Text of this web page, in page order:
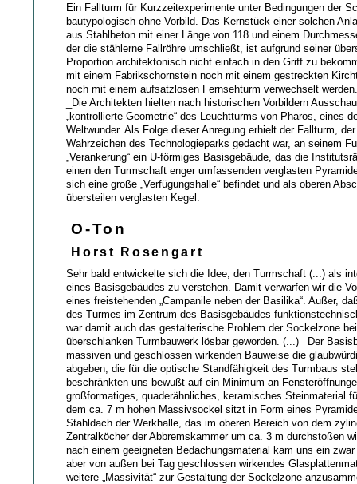
Ein Fallturm für Kurzzeitexperimente unter Bedingungen der
bautypologisch ohne Vorbild. Das Kernstück einer solchen
aus Stahlbeton mit einer Länge von 118 und einem
der die stählerne Fallröhre umschließt, ist aufgrund seiner
Proportion architektonisch nicht einfach in den Griff zu
mit einem Fabrikschornstein noch mit einem gestreckten
noch mit einem aufsatzlosen Fernsehturm verwechselt
_Die Architekten hielten nach historischen Vorbildern
„kontrollierte Geometrie“ des Leuchtturms von Pharos, eines
Weltwunder. Als Folge dieser Anregung erhielt der Fallturm,
Wahrzeichen des Technologieparks gedacht war, an seinem
„Verankerung“ ein U-förmiges Basisgebäude, das die
einen den Turmschaft enger umfassenden verglasten
sich eine große „Verfügungshalle“ befindet und als oberen
übersteilen verglasten Kegel.
O-Ton
Horst Rosengart
Sehr bald entwickelte sich die Idee, den Turmschaft (...) als
eines Basisgebäudes zu verstehen. Damit verwarfen wir die
eines freistehenden „Campanile neben der Basilika“. Außer,
des Turmes im Zentrum des Basisgebäudes
war damit auch das gestalterische Problem der Sockelzone
überschlanken Turmbauwerk lösbar geworden. (...) _Der
massiven und geschlossen wirkenden Bauweise die
abgeben, die für die optische Standfähigkeit des Turmbaus
beschränkten uns bewußt auf ein Minimum an
großformatiges, quaderähnliches, keramisches Steinmaterial
dem ca. 7 m hohen Massivsockel sitzt in Form eines
Stahldach der Werkhalle, das im oberen Bereich von dem
Zentralköcher der Abbremskammer um ca. 3 m durchstoßen
nach einem geeigneten Bedachungsmaterial kam uns ein
aber von außen bei Tag geschlossen wirkendes
weitere „Massivität“ zur Gestaltung der Sockelzone